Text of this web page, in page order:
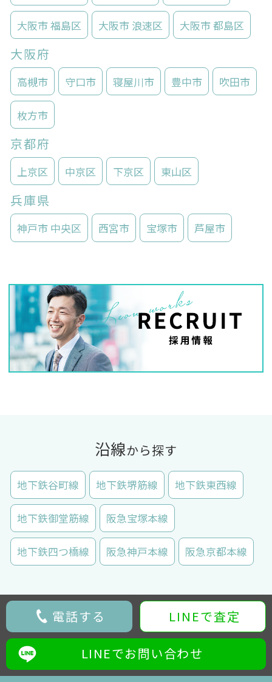
大阪市 福島区 大阪市 浪速区 大阪市 都島区
大阪府
高槻市 守口市 寝屋川市 豊中市 吹田市
枚方市
京都府
上京区 中京区 下京区 東山区
兵庫県
神戸市 中央区 西宮市 宝塚市 芦屋市
沿線から探す
地下鉄谷町線 地下鉄堺筋線 地下鉄東西線
地下鉄御堂筋線 阪急宝塚本線
地下鉄四つ橋線 阪急神戸本線 阪急京都本線
電話する LINEで査定
LINEでお問い合わせ